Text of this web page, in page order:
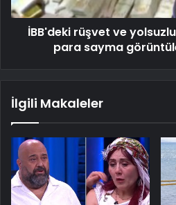
İBB'deki rüşvet ve
para sayma
İlgili Makaleler